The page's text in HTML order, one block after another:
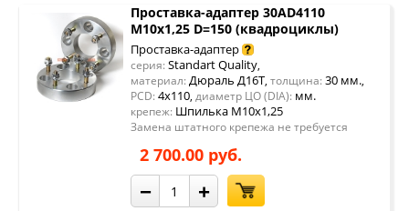
Проставка-адаптер 30AD4110
М10х1,25 D=150 (квадроциклы)
Проставка-адаптер
серия: Standart Quality,
материал: Дюраль Д16Т, толщина: 30 мм.,
PCD: 4x110, диаметр ЦО (DIA): мм.
крепеж: Шпилька М10х1,25
Замена штатного крепежа не требуется
2 700.00 руб.
− +